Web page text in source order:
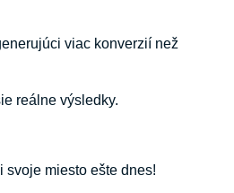
viac konverzií než
reálne výsledky.
svoje miesto ešte dnes!